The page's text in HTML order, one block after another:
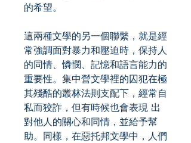
的希望。
這兩種文學的另一個聯繫，就是經
常強調面對暴力和壓迫時，保持人
的同情、憐憫、記憶和語言能力的
重要性。集中營文學裡的囚犯在極
其殘酷的叢林法則支配下，經常自
私而狡詐，但有時候也會表現 出
對他人的關心和同情，並給予幫
助。同樣，在惡托邦文學中，人們